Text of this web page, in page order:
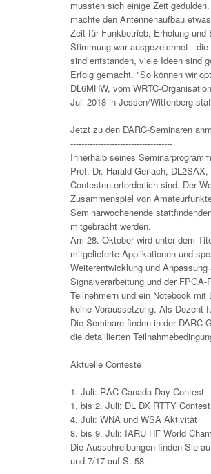
mussten sich einige Zeit
machte den Antennenaufbau
Zeit für Funkbetrieb, Erholung
Stimmung war ausgezeichnet -
sind entstanden, viele Ideen sind
Erfolg gemacht. "So können wir
DL6MHW, vom WRTC-
Juli 2018 in Jessen/Wittenberg
Jetzt zu den DARC-Seminaren
-------------------------------------
Innerhalb seines
Prof. Dr. Harald Gerlach,
Contesten erforderlich sind. Der
Zusammenspiel von
Seminarwochenende
mitgebracht werden.
Am 28. Oktober wird unter dem
mitgelieferte Applikationen und
Weiterentwicklung und
Signalverarbeitung und der
Teilnehmern und ein Notebook
keine Voraussetzung. Als Dozent
Die Seminare finden in der
die detaillierten
Aktuelle Conteste
-----------------
1. Juli: RAC Canada Day Contest
1. bis 2. Juli: DL DX RTTY
4. Juli: WNA und WSA Aktivität
8. bis 9. Juli: IARU HF World
Die Ausschreibungen finden Sie
und 7/17 auf S. 58.